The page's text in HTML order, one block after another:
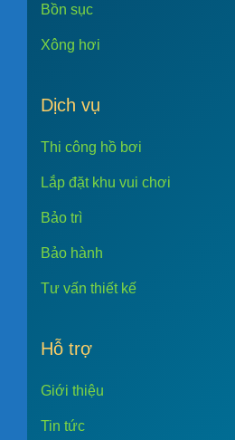
Bồn sục
Xông hơi
Dịch vụ
Thi công hồ bơi
Lắp đặt khu vui chơi
Bảo trì
Bảo hành
Tư vấn thiết kế
Hỗ trợ
Giới thiệu
Tin tức